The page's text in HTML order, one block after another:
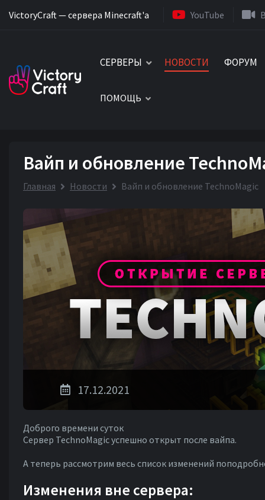
VictoryCraft — сервера Minecraft'a YouTube
СЕРВЕРЫ НОВОСТИ ФОРУМ
ПОМОЩЬ
Вайп и обновление
Главная Новости Вайп и обновление TechnoMagic
17.12.2021
Доброго времени суток
Сервер TechnoMagic успешно открыт после вайпа.
А теперь рассмотрим весь список изменений
Изменения вне сервера: